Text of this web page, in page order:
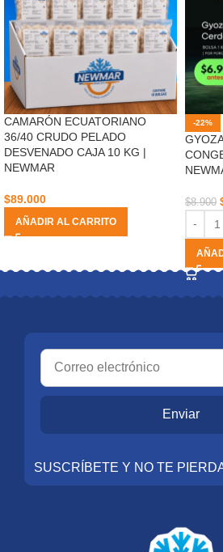
CAMARÓN ECUATORIANO
36/40 CRUDO PELADO
DESVENADO CAJA 10 KG |
NEWMAR
$89.000
AÑADIR AL CARRITO
-22%
$8.900
Enviar
SUSCRÍBETE Y NO TE